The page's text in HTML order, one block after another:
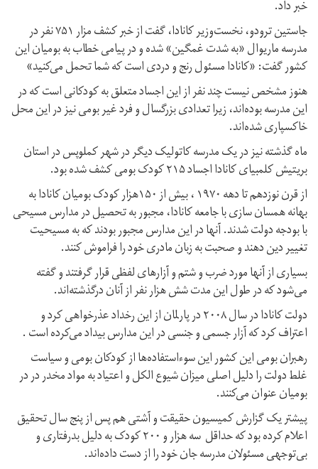
خبر داد.
جاستین ترودو، نخست‌وزیر کانادا، گفت از خبر کشف مزار ۷۵۱ نفر در
مدرسه ماریوال «به شدت غمگین» شده و در پیامی خطاب به بومیان این
کشور گفت: «کانادا مسئول رنج و دردی است که شما تحمل می‌کنید»
هنوز مشخص نیست چند نفر از این اجساد متعلق به کودکانی است که در
این مدرسه بوده‌اند، زیرا تعدادی بزرگسال و فرد غیر بومی نیز در این محل
خاکسپاری شده‌اند.
ماه گذشته نیز در یک مدرسه کاتولیک دیگر در شهر کملوپس در استان
بریتیش کلمبیای کانادا اجساد ۲۱۵ کودک بومی کشف شده بود.
از قرن نوزدهم تا دهه ۱۹۷۰ ، بیش از ۱۵۰هزار کودک بومیان کانادا به
بهانه همسان سازی با جامعه کانادا، مجبور به تحصیل در مدارس مسیحی
با بودجه دولت شدند. آنها در این مدارس مجبور بودند که به مسیحیت
تغییر دین دهند و صحبت به زبان مادری خود را فراموش کنند.
بسیاری از آنها مورد ضرب و شتم و آزارهای لفظی قرار گرفتند و گفته
می‌شود که در طول این مدت شش هزار نفر از آنان درگذشته‌اند.
دولت کانادا در سال ۲۰۰۸ در پارلمان از این رخداد عذرخواهی کرد و
اعتراف کرد که آزار جسمی و جنسی در این مدارس بیداد می‌کرده است .
رهبران بومی این کشور این سوءاستفاده‌ها از کودکان بومی و سیاست
غلط دولت را دلیل اصلی میزان شیوع الکل و اعتیاد به مواد مخدر در در
بومیان عنوان می‌کنند.
پیشتر یک گزارش کمیسیون حقیقت و آشتی هم پس از پنج سال تحقیق
اعلام کرده بود که حداقل سه هزار و ۲۰۰ کودک به دلیل بدرفتاری و
بی‌توجهی مسئولان مدرسه جان خود را از دست داده‌اند.